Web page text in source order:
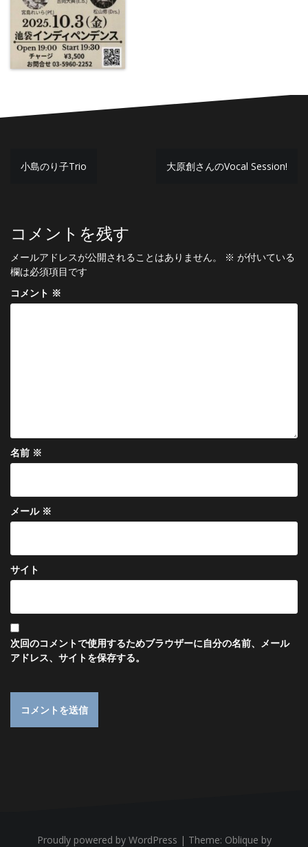
投
ビ
ゲ
ー
シ
小島のり子Trio 大原創さんのVocal Session!
コメントを残す
メールアドレスが公開されることはありません。 ※ が付いている
欄は必須項目です
コメント ※
名前 ※
メール ※
サイト
次回のコメントで使用するためブラウザーに自分の名前、メール
アドレス、サイトを保存する。
Proudly powered by WordPress | Theme: Oblique by